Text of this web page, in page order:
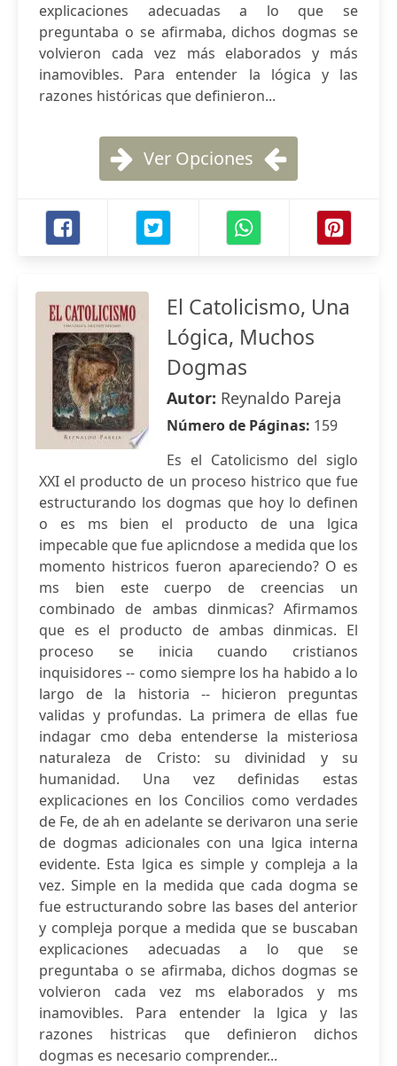
explicaciones adecuadas a lo que se
preguntaba o se afirmaba, dichos dogmas se
volvieron cada vez más elaborados y más
inamovibles. Para entender la lógica y las
razones históricas que definieron...
Ver Opciones
El Catolicismo, Una
Lógica, Muchos
Dogmas
Autor: Reynaldo Pareja
Número de Páginas: 159
Es el Catolicismo del siglo
XXI el producto de un proceso histrico que fue
estructurando los dogmas que hoy lo definen
o es ms bien el producto de una lgica
impecable que fue aplicndose a medida que los
momento histricos fueron apareciendo? O es
ms bien este cuerpo de creencias un
combinado de ambas dinmicas? Afirmamos
que es el producto de ambas dinmicas. El
proceso se inicia cuando cristianos
inquisidores -- como siempre los ha habido a lo
largo de la historia -- hicieron preguntas
validas y profundas. La primera de ellas fue
indagar cmo deba entenderse la misteriosa
naturaleza de Cristo: su divinidad y su
humanidad. Una vez definidas estas
explicaciones en los Concilios como verdades
de Fe, de ah en adelante se derivaron una serie
de dogmas adicionales con una lgica interna
evidente. Esta lgica es simple y compleja a la
vez. Simple en la medida que cada dogma se
fue estructurando sobre las bases del anterior
y compleja porque a medida que se buscaban
explicaciones adecuadas a lo que se
preguntaba o se afirmaba, dichos dogmas se
volvieron cada vez ms elaborados y ms
inamovibles. Para entender la lgica y las
razones histricas que definieron dichos
dogmas es necesario comprender...